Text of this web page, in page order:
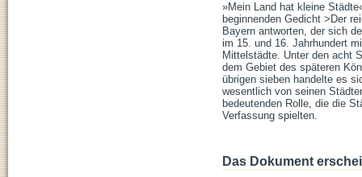
»Mein Land hat kleine
beginnenden Gedicht >Der
Bayern antworten, der sich
im 15. und 16. Jahrhundert
Mittelstädte. Unter den acht
dem Gebiet des späteren
übrigen sieben handelte es
wesentlich von seinen
bedeutenden Rolle, die die
Verfassung spielten.
Das Dokument